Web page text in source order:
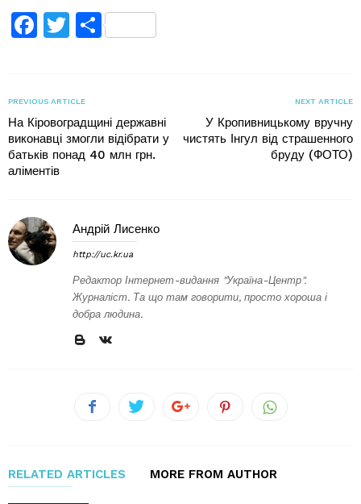
Facebook
TwitterПоділитися
PREVIOUS ARTICLE
На Кіровоградщині державні
виконавці змогли відібрати у
батьків понад 40 млн грн.
аліментів
NEXT ARTICLE
У Кропивницькому вручну
чистять Інгул від страшенного
бруду (ФОТО)
Андрій Лисенко
http://uc.kr.ua
Редактор Інтернет-видання "Україна-Центр".
Журналіст. Та що там говорити, просто хороша і
добра людина.
RELATED ARTICLES MORE FROM AUTHOR